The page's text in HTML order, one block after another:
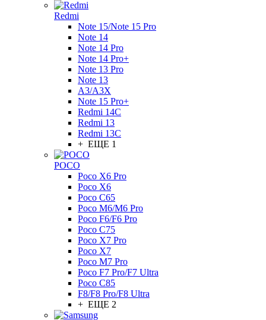
Redmi
Note 15/Note 15 Pro
Note 14
Note 14 Pro
Note 14 Pro+
Note 13 Pro
Note 13
A3/A3X
Note 15 Pro+
Redmi 14C
Redmi 13
Redmi 13C
+ ЕЩЕ 1
POCO
Poco X6 Pro
Poco X6
Poco C65
Poco M6/M6 Pro
Poco F6/F6 Pro
Poco C75
Poco X7 Pro
Poco X7
Poco M7 Pro
Poco F7 Pro/F7 Ultra
Poco C85
F8/F8 Pro/F8 Ultra
+ ЕЩЕ 2